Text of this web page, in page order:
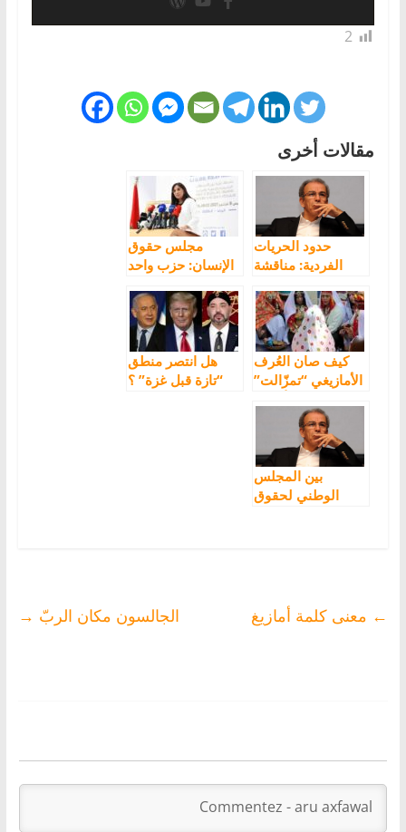
2
مقالات أخرى
حدود الحريات
الفردية: مناقشة
حقوق الإنسان
مجلس حقوق
الإنسان: حزب واحد
برنامجه بالأمازيغية
ودعم لايتعدى 24%
كيف صان العُرف
الأمازيغي “تمزّالت”
هل انتصر منطق
“تازة قبل غزة” ؟
بين المجلس
الوطني لحقوق
← معنى كلمة أمازيغ الجالسون مكان الربّ →